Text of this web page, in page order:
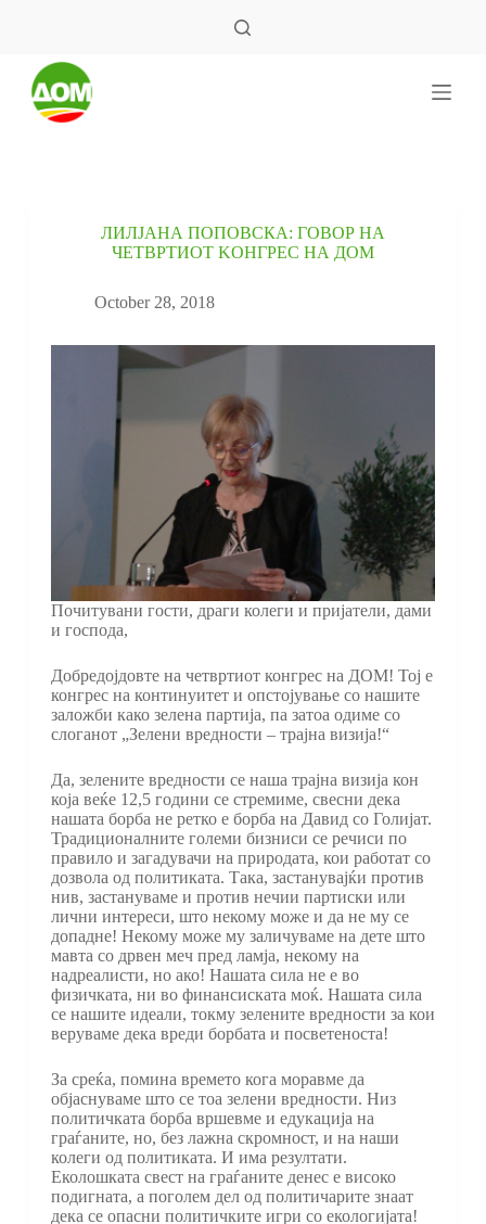
ЛИЛЈАНА ПОПОВСКА: ГОВОР НА
ЧЕТВРТИОТ KОНГРЕС НА ДОМ
October 28, 2018
Почитувани гости, драги колеги и пријатели, дами
и господа,
Добредојдовте на четвртиот конгрес на ДОМ! Тој е
конгрес на континуитет и опстојување со нашите
заложби како зелена партија, па затоа одиме со
слоганот „Зелени вредности – трајна визија!“
Да, зелените вредности се наша трајна визија кон
која веќе 12,5 години се стремиме, свесни дека
нашата борба не ретко е борба на Давид со Голијат.
Традиционалните големи бизниси се речиси по
правило и загадувачи на природата, кои работат со
дозвола од политиката. Така, застанувајќи против
нив, застануваме и против нечии партиски или
лични интереси, што некому може и да не му се
допадне! Некому може му заличуваме на дете што
мавта со дрвен меч пред ламја, некому на
надреалисти, но ако! Нашата сила не е во
физичката, ни во финансиската моќ. Нашата сила
се нашите идеали, токму зелените вредности за кои
веруваме дека вреди борбата и посветеноста!
За среќа, помина времето кога моравме да
објаснуваме што се тоа зелени вредности. Низ
политичката борба вршевме и едукација на
граѓаните, но, без лажна скромност, и на наши
колеги од политиката. И има резултати.
Еколошката свест на граѓаните денес е високо
подигната, а поголем дел од политичарите знаат
дека се опасни политичките игри со екологијата!